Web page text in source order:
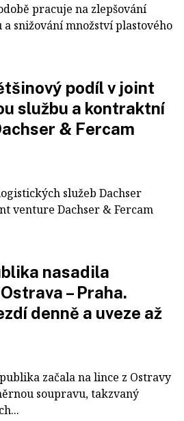
pracuje na zlepšování
snižování množství plastového
podíl v joint
službu a kontraktní
& Fercam
služeb Dachser
venture Dachser & Fercam
nasadila
– Praha.
denně a uveze až
začala na lince z Ostravy
soupravu, takzvaný